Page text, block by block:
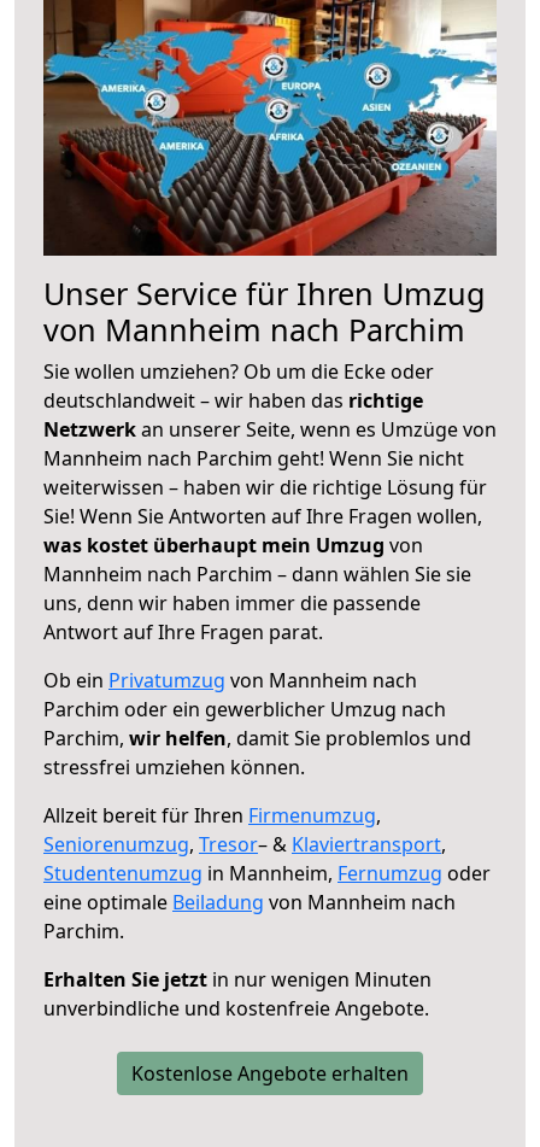
Unser Service für Ihren Umzug
von Mannheim nach Parchim
Sie wollen umziehen? Ob um die Ecke oder
deutschlandweit – wir haben das richtige
Netzwerkan unserer Seite, wenn es Umzüge von
Mannheim nach Parchim geht! Wenn Sie nicht
weiterwissen – haben wir die richtige Lösung für
Sie! Wenn Sie Antworten auf Ihre Fragen wollen,
was kostet überhaupt mein Umzug von
Mannheim nach Parchim – dann wählen Sie sie
uns, denn wir haben immer die passende
Antwort auf Ihre Fragen parat.
Ob ein Privatumzug von Mannheim nach
Parchim oder ein gewerblicher Umzug nach
Parchim, wir helfen, damit Sie problemlos und
stressfrei umziehen können.
Allzeit bereit für Ihren Firmenumzug,
Seniorenumzug, Tresor– & Klaviertransport,
Studentenumzug in Mannheim, Fernumzug oder
eine optimale Beiladung von Mannheim nach
Parchim.
Erhalten Sie jetzt in nur wenigen Minuten
unverbindliche und kostenfreie Angebote.
Kostenlose Angebote erhalten